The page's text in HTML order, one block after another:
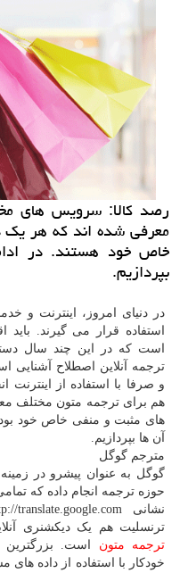
رصد كالا: سرویس های
معرفی شده اند كه هر یك
خاص خود هستند. در
بپردازیم.
در دنیای امروز، اینترنت و
استفاده قرار می گیرند.
است که در این چند سال
ترجمه آنلاین اصطلاح
و صرفا با استفاده از
هم برای ترجمه متون مختلف
های مثبت و منفی خاص خود
آن ها بپردازیم.
مترجم گوگل
گوگل به عنوان پیشرو در
حوزه ترجمه انجام داده که
نشانی translate.google.com
ترنسلیت هم یک دیکشنری
ترجمه متون است.
خودکار با استفاده از داده